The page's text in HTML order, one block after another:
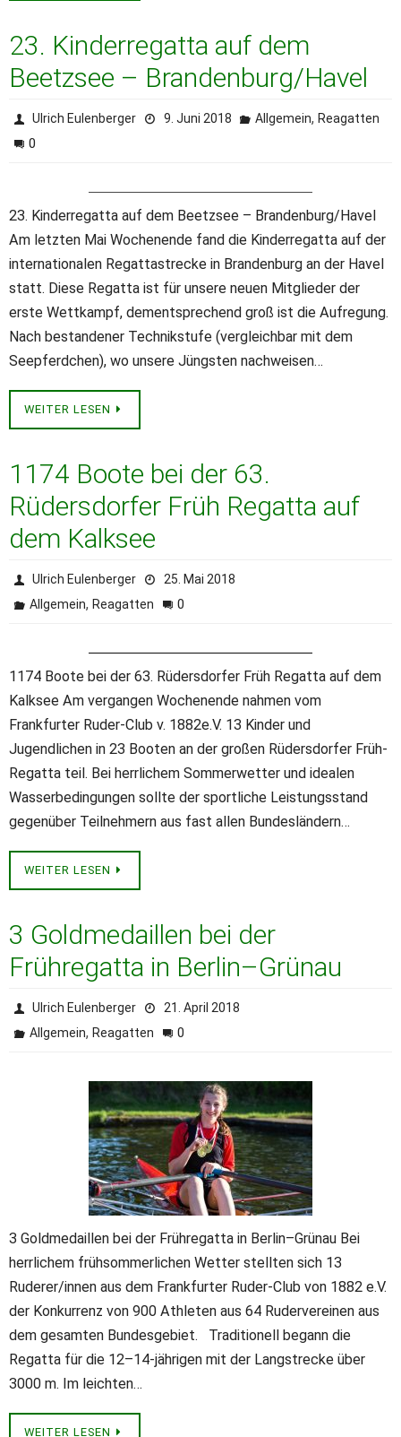
23. Kinderregatta auf dem
Beetzsee – Brandenburg/Havel
Ulrich Eulenberger 9. Juni 2018 Allgemein, Reagatten
0
23. Kinderregatta auf dem Beetzsee – Brandenburg/Havel
Am letzten Mai Wochenende fand die Kinderregatta auf der
internationalen Regattastrecke in Brandenburg an der Havel
statt. Diese Regatta ist für unsere neuen Mitglieder der
erste Wettkampf, dementsprechend groß ist die Aufregung.
Nach bestandener Technikstufe (vergleichbar mit dem
Seepferdchen), wo unsere Jüngsten nachweisen…
WEITER LESEN
1174 Boote bei der 63.
Rüdersdorfer Früh Regatta auf
dem Kalksee
Ulrich Eulenberger
25. Mai 2018
Allgemein,Reagatten 0
1174 Boote bei der 63. Rüdersdorfer Früh Regatta auf dem
Kalksee Am vergangen Wochenende nahmen vom
Frankfurter Ruder-Club v. 1882e.V. 13 Kinder und
Jugendlichen in 23 Booten an der großen Rüdersdorfer Früh-
Regatta teil. Bei herrlichem Sommerwetter und idealen
Wasserbedingungen sollte der sportliche Leistungsstand
gegenüber Teilnehmern aus fast allen Bundesländern…
WEITER LESEN
3 Goldmedaillen bei der
Frühregatta in Berlin–Grünau
Ulrich Eulenberger
21. April 2018
Allgemein,Reagatten 0
3 Goldmedaillen bei der Frühregatta in Berlin–Grünau Bei
herrlichem frühsommerlichen Wetter stellten sich 13
Ruderer/innen aus dem Frankfurter Ruder-Club von 1882 e.V.
der Konkurrenz von 900 Athleten aus 64 Rudervereinen aus
dem gesamten Bundesgebiet. Traditionell begann die
Regatta für die 12–14-jährigen mit der Langstrecke über
3000 m. Im leichten…
WEITER LESEN